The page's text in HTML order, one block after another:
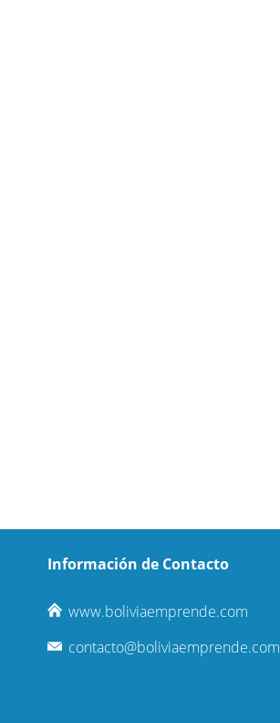
Información de Contacto
www.boliviaemprende.com
contacto@boliviaemprende.com